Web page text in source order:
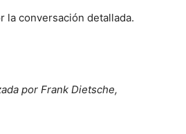
la conversación detallada.
por Frank Dietsche,